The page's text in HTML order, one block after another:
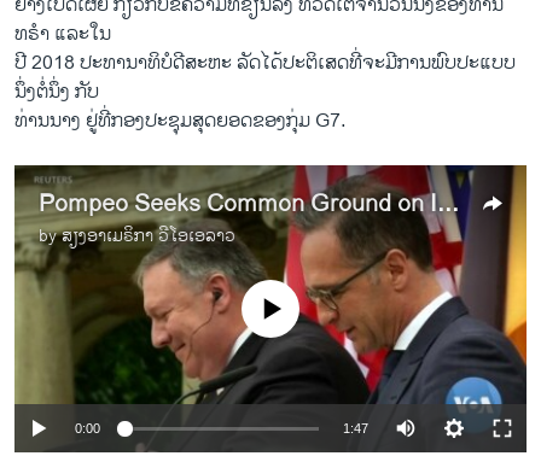
ທຣຳ ແລະໃນ
ປີ 2018 ປະທານາທິບໍດີສະຫະ ລັດໄດ້ປະຕິເສດທີ່ຈະມີການພົບປະແບບ
ນຶ່ງຕໍ່ນຶ່ງ ກັບ
ທ່ານນາງ ຢູ່ທີ່ກອງປະຊຸມສຸດຍອດຂອງ​ກຸ່ມ G7.
Pompeo Seeks Common Ground on Iran, Huawei in Europe
byສຽງອາເມຣິກາ ວີໂອເອລາວ
No media source currently available
0:00 1:47